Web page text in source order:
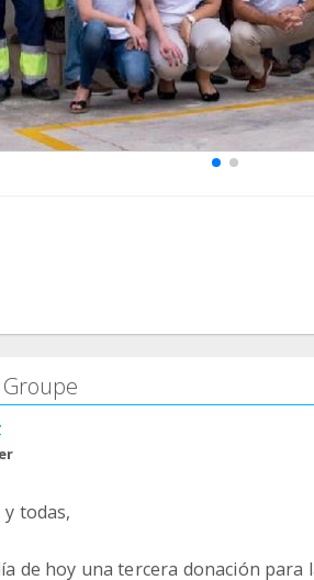
todas,
de hoy una tercera donación para